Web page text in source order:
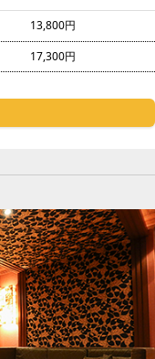
13,800円
17,300円